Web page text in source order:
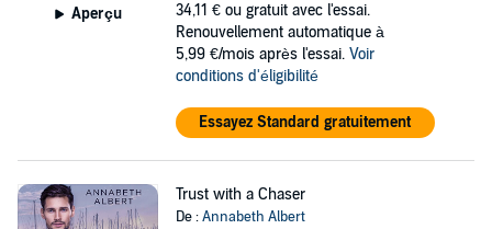
Aperçu 34,11 € ou gratuit avec l'essai.
Renouvellement automatique à
5,99 €/mois après l'essai. Voir
conditions d'éligibilité
Essayez Standard gratuitement
Trust with a Chaser
De :Annabeth Albert